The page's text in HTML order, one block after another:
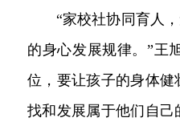
“家校社协同育人
的身心发展规律。”王
位，要让孩子的身体
找和发展属于他们自